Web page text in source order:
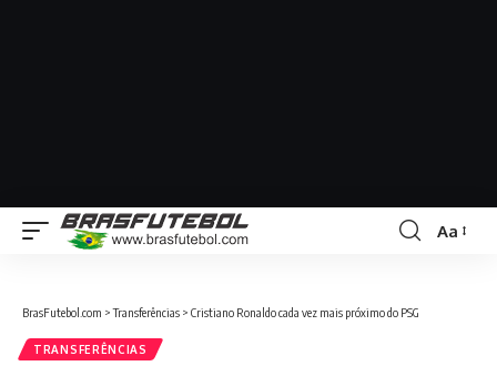
Aa
BrasFutebol.com >Transferências > Cristiano Ronaldo cada vez mais próximo do PSG
TRANSFERÊNCIAS